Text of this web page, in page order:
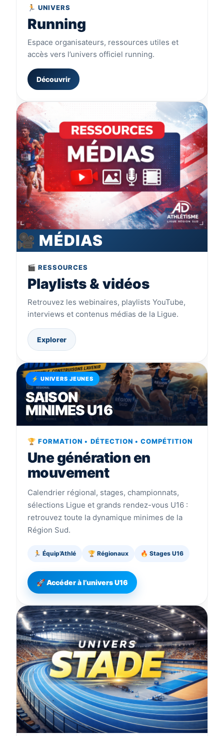
🏃 UNIVERS
Running
Espace organisateurs, ressources utiles et
accès vers l’univers officiel running.
Découvrir
🎥 MÉDIAS
🎬 RESSOURCES
Playlists & vidéos
Retrouvez les webinaires, playlists YouTube,
interviews et contenus médias de la Ligue.
Explorer
⚡ UNIVERS JEUNES
SAISON
MINIMES U16
🏆 FORMATION • DÉTECTION • COMPÉTITION
Une génération en
mouvement
Calendrier régional, stages, championnats,
sélections Ligue et grands rendez-vous U16 :
retrouvez toute la dynamique minimes de la
Région Sud.
🏃 Équip’Athlé 🏆 Régionaux 🔥 Stages U16
🚀 Accéder à l’univers U16